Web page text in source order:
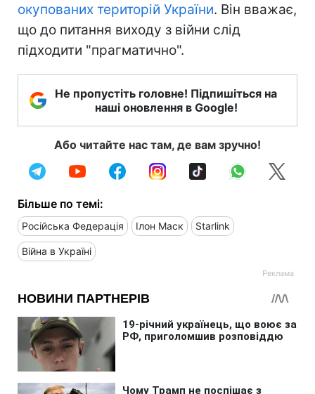
окупованих територій України. Він вважає,
що до питання виходу з війни слід
підходити "прагматично".
Не пропустіть головне! Підпишіться на
наші оновлення в Google!
Або читайте нас там, де вам зручно!
Більше по темі:
Російська Федерація Ілон Маск Starlink
Війна в Україні